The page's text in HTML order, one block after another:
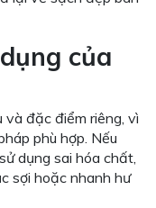
của
đặc điểm riêng, vì
phù hợp. Nếu
dụng sai hóa chất,
sợi hoặc nhanh hư